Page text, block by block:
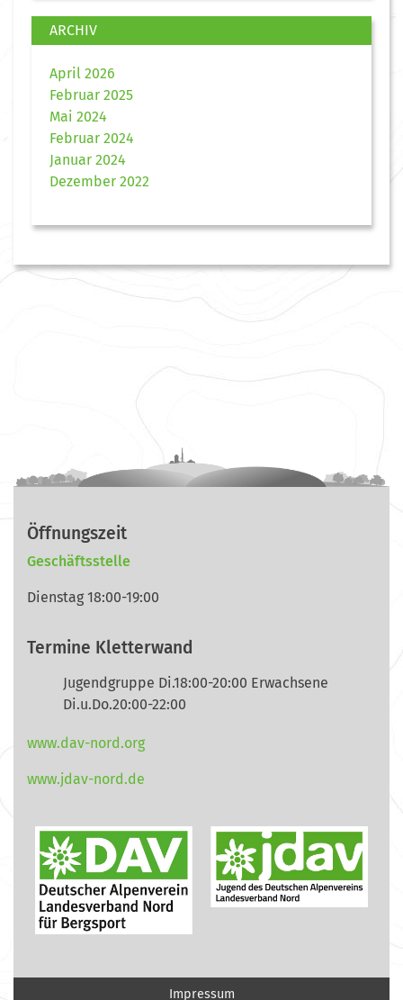
ARCHIV
April 2026
Februar 2025
Mai 2024
Februar 2024
Januar 2024
Dezember 2022
Öffnungszeit
Geschäftsstelle
Dienstag 18:00-19:00
Termine Kletterwand
Jugendgruppe Di.18:00-20:00 Erwachsene
Di.u.Do.20:00-22:00
www.dav-nord.org
www.jdav-nord.de
Impressum